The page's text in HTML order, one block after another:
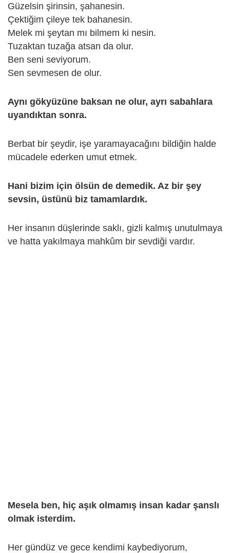
Güzelsin şirinsin, şahanesin.
Çektiğim çileye tek bahanesin.
Melek mi şeytan mı bilmem ki nesin.
Tuzaktan tuzağa atsan da olur.
Ben seni seviyorum.
Sen sevmesen de olur.
Aynı gökyüzüne baksan ne olur, ayrı sabahlara
uyandıktan sonra.
Berbat bir şeydir, işe yaramayacağını bildiğin halde
mücadele ederken umut etmek.
Hani bizim için ölsün de demedik. Az bir şey
sevsin, üstünü biz tamamlardık.
Her insanın düşlerinde saklı, gizli kalmış unutulmaya
ve hatta yakılmaya mahkûm bir sevdiği vardır.
Mesela ben, hiç aşık olmamış insan kadar şanslı
olmak isterdim.
Her gündüz ve gece kendimi kaybediyorum,